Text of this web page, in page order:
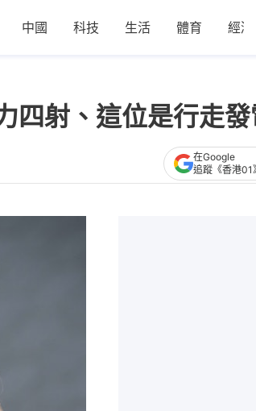
中國 科技 生活 體育 經濟
射、這位是行走發
在Google
追蹤《香港01